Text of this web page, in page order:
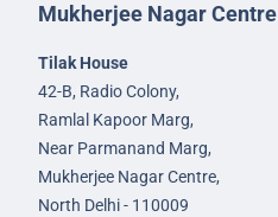
Mukherjee Nagar Centre
Tilak House
42-B, Radio Colony,
Ramlal Kapoor Marg,
Near Parmanand Marg,
Mukherjee Nagar Centre,
North Delhi - 110009